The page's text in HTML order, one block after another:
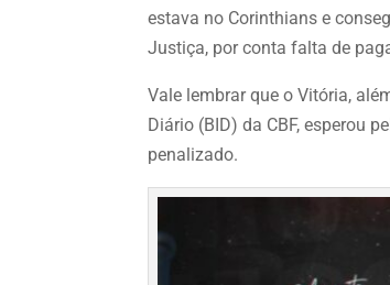
estava no Corinthians e
Justiça, por conta falta de
Vale lembrar que o Vitória,
Diário (BID) da CBF, esperou
penalizado.